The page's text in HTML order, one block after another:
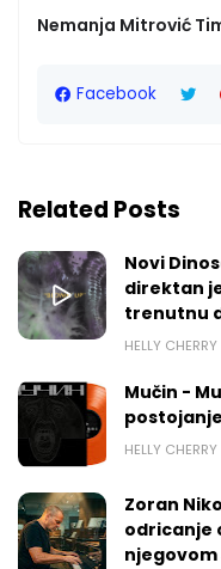
Nemanja Mitrović
Facebook
Related Posts
Novi
direktan
trenutnu
HELLY CHERRY
Mučin -
postojanje
HELLY CHERRY
Zoran
odricanje
njegovom